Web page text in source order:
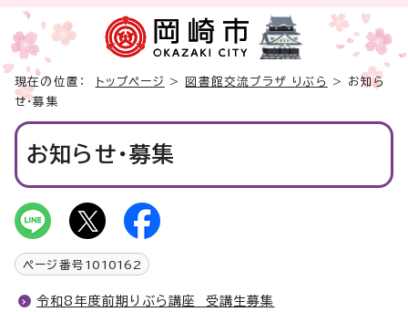
現在の位置： トップページ > 図書館交流プラザ りぶら
> お知ら
せ・募集
お知らせ・募集
ページ番号 1010162
令和8年度前期りぶら講座 受講生募集